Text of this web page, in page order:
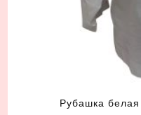
Рубашка